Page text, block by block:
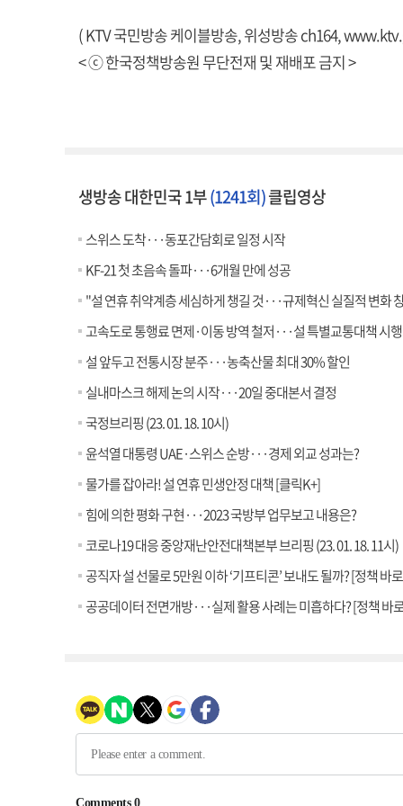
( KTV 국민방송 케이블방송, 위성방송 ch164,
< ⓒ 한국정책방송원 무단전재 및 재배포 금지 >
생방송 대한민국 1부(1241회)클립영상
스위스 도착···동포간담회로 일정 시작
KF-21 첫 초음속 돌파···6개월 만에 성공
"설 연휴 취약계층 세심하게 챙길 것···규제혁신 실질적 변화
고속도로 통행료 면제·이동 방역 철저···설 특별교통대책 시행
설 앞두고 전통시장 분주···농축산물 최대 30% 할인
실내마스크 해제 논의 시작···20일 중대본서 결정
국정브리핑 (23. 01. 18. 10시)
윤석열 대통령 UAE·스위스 순방···경제 외교 성과는?
물가를 잡아라! 설 연휴 민생안정 대책 [클릭K+]
힘에 의한 평화 구현···2023 국방부 업무보고 내용은?
코로나19 대응 중앙재난안전대책본부 브리핑 (23. 01. 18. 11시)
공직자 설 선물로 5만원 이하 ‘기프티콘’ 보내도 될까? [정책 바
공공데이터 전면개방···실제 활용 사례는 미흡하다? [정책 바